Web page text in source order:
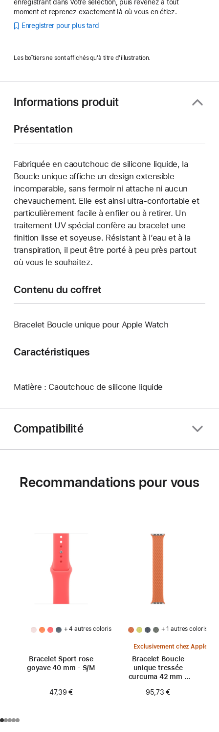
enregistrant dans Votre sélection, puis revenez à tout
moment et reprenez exactement là où vous en étiez.
Enregistrer pour plus tard
Les boîtiers ne sont affichés qu’à titre d’illustration.
Informations produit
Présentation
Fabriquée en caoutchouc de silicone liquide, la
Boucle unique affiche un design extensible
incomparable, sans fermoir ni attache ni aucun
chevauchement. Elle est ainsi ultra-confortable et
particulièrement facile à enfiler ou à retirer. Un
traitement UV spécial confère au bracelet une
finition lisse et soyeuse. Résistant à l’eau et à la
transpiration, il peut être porté à peu près partout
où vous le souhaitez.
Contenu du coffret
Bracelet Boucle unique pour Apple Watch
Caractéristiques
Matière : Caoutchouc de silicone liquide
Compatibilité
Recommandations pour vous
+ 4 autres coloris
Bracelet Sport rose
goyave 40 mm - S/M
47,39 €
+ 1 autres coloris
Exclusivement chez Apple
Bracelet Boucle
unique tressée
curcuma 42 mm -
95,73 €